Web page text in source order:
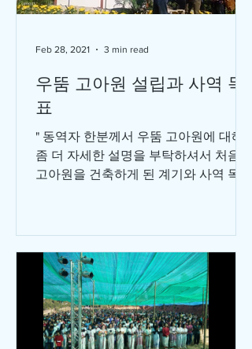
우뚬 고아원 설립과 사역 목
표
" 동역자 한분께서 우뚬 고아원에 대해
좀 더 자세한 설명을 부탁하셔서 처음
고아원을 건축하게 된 계기와 사역 목표
주시면...
Feb 28, 2021 3 min read